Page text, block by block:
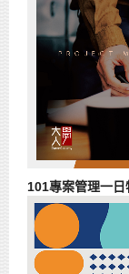
101專案管理一日